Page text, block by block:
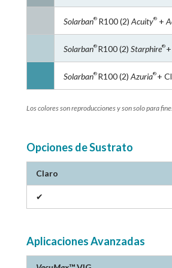
Solarban® R100 (2) Acuity® +
Solarban® R100 (2) Starphire® +
Solarban® R100 (2) Azuria® +
Los colores son reproducciones y son solo para
Opciones de Sustrato
Claro
✔
Aplicaciones Avanzadas